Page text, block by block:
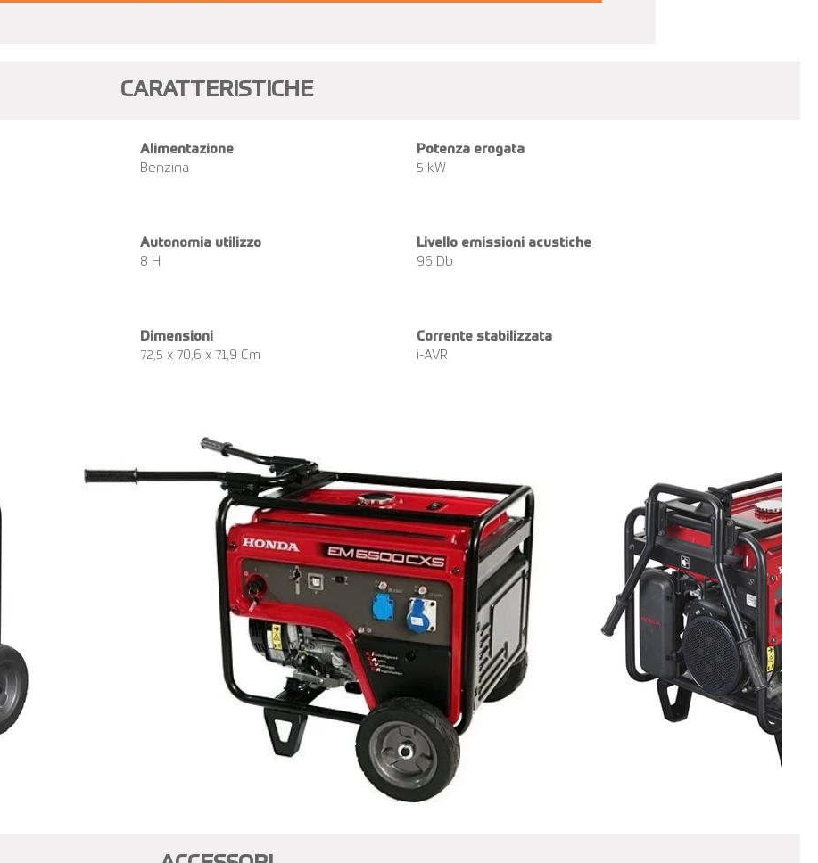
CARATTERISTICHE
Alimentazione
Benzina
Autonomia utilizzo
8 H
Dimensioni
72,5 x 70,6 x 71,9 Cm
Potenza erogata
5 kW
Livello emissioni acustiche
96 Db
Corrente stabilizzata
i-AVR